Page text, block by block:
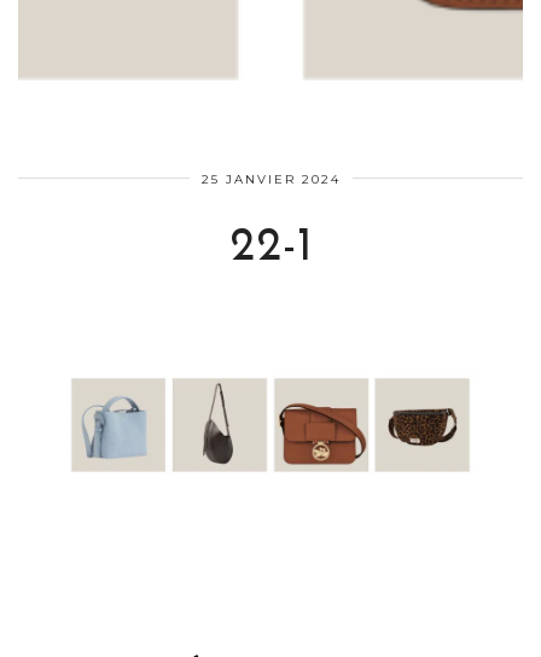
25 JANVIER 2024
22-1